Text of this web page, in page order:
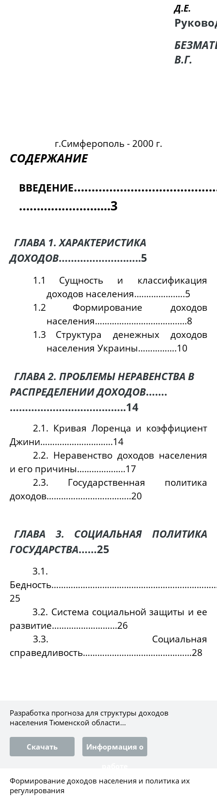
Д.Е.
В.Г.
г.Симферополь - 2000 г.
СОДЕРЖАНИЕ
ВВЕДЕНИЕ
………………….....3
ГЛАВА 1. ХАРАКТЕРИСТИКА
ДОХОДОВ………………….…..5
1.1
Сущность и классификация
доходов населения.…………….….5
1.2
Формирование доходов
населения…………………………….....8
1.3
Структура денежных доходов
населения Украины…………….10
ГЛАВА 2. ПРОБЛЕМЫ НЕРАВЕНСТВА В
РАСПРЕДЕЛЕНИИ ДОХОДОВ…….
………………………………..14
2.1. Кривая Лоренца и коэффициент
Джини………………………...14
2.2. Неравенство доходов населения
и его причины………………..17
2.3. Государственная политика
доходов……………………………..20
ГЛАВА 3. СОЦИАЛЬНАЯ ПОЛИТИКА
ГОСУДАРСТВА……25
3.1.
25
3.2. Система социальной защиты и ее
развитие……...……………...26
3.3. Социальная
справедливость……………………...………………28
Разработка прогноза для структуры доходов
населения Тюменской области...
Скачать
Информация о
Формирование доходов населения и политика их
регулирования